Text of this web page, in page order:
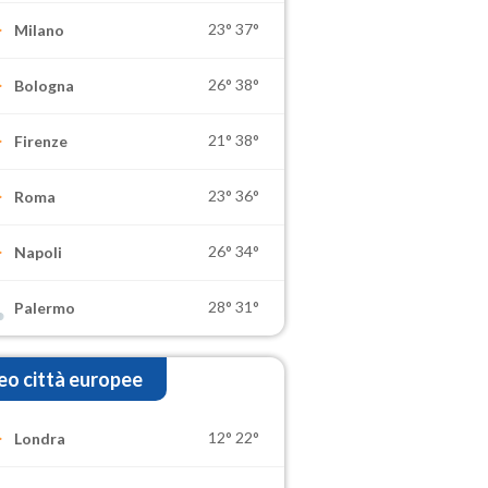
Milano 23° 37°
Bologna 26° 38°
Firenze 21° 38°
Roma 23° 36°
Napoli 26° 34°
Palermo 28° 31°
città europee
Londra 12° 22°